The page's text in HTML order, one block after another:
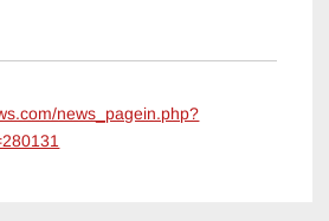
news_pagein.php?